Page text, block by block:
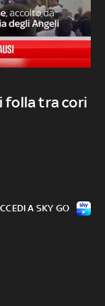
folla tra cori
A SKY GO